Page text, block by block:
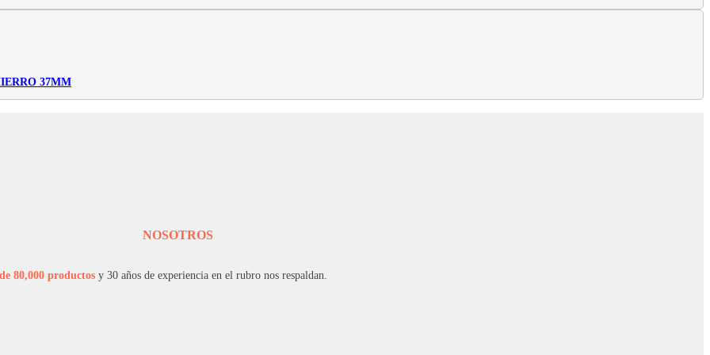
37MM
NOSOTROS
80,000 productos y 30 años de experiencia en el rubro nos respaldan.